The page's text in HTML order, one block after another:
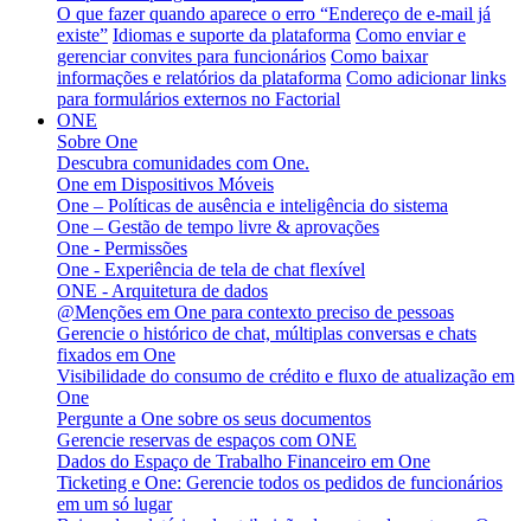
O que fazer quando aparece o erro “Endereço de e-mail já
existe” Idiomas e suporte da plataforma Como enviar e
gerenciar convites para funcionários Como baixar
informações e relatórios da plataforma Como adicionar links
para formulários externos no Factorial
ONE
Sobre One
Descubra comunidades com One.
One em Dispositivos Móveis
One – Políticas de ausência e inteligência do sistema
One – Gestão de tempo livre & aprovações
One - Permissões
One - Experiência de tela de chat flexível
ONE - Arquitetura de dados
@Menções em One para contexto preciso de pessoas
Gerencie o histórico de chat, múltiplas conversas e chats
fixados em One
Visibilidade do consumo de crédito e fluxo de atualização em
One
Pergunte a One sobre os seus documentos
Gerencie reservas de espaços com ONE
Dados do Espaço de Trabalho Financeiro em One
Ticketing e One: Gerencie todos os pedidos de funcionários
em um só lugar